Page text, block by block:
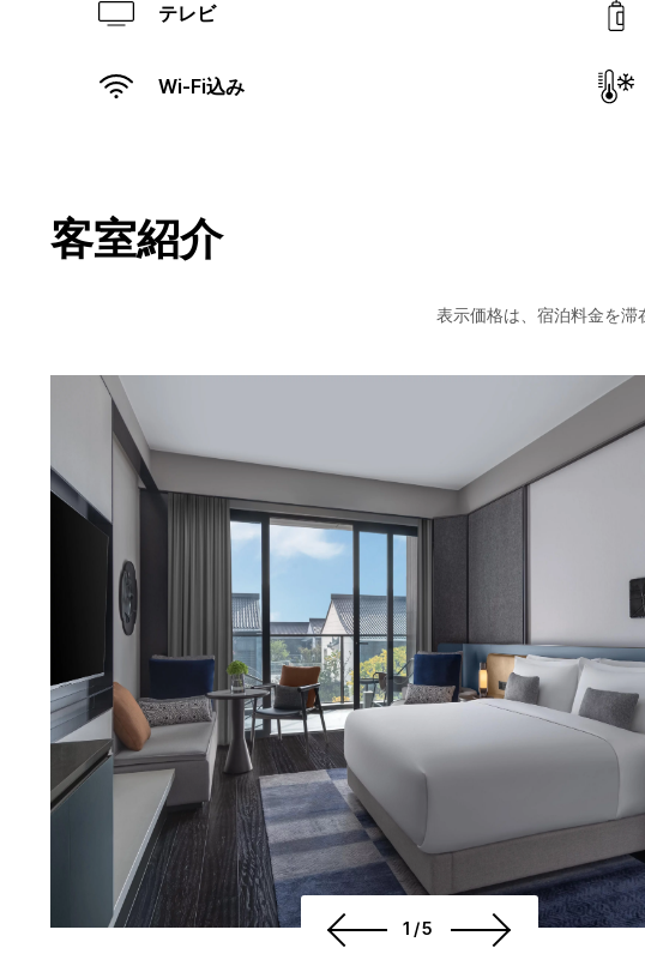
テレビ
Wi-Fi込み
客室紹介
表示価格は、宿泊料金を滞
1/5